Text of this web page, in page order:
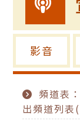
影音
頻道表
出頻道列表